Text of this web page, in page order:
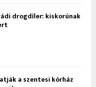
drogdíler: kiskorúnak
a szentesi kórház